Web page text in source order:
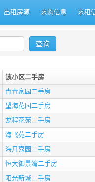
出租房源 求购信息 求租
该小区二手房
青青家园二手房
望海花园二手房
龙程花苑二手房
海飞苑二手房
海月嘉园二手房
恒大御景湾二手房
阳光新城二手房